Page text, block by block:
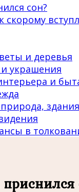
сон?
скорому
и деревья
украшения
и
здания
в
приснился